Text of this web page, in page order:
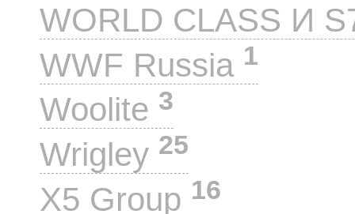
WORLD CLASS И
WWF Russia 1
Woolite 3
Wrigley 25
X5 Group 16